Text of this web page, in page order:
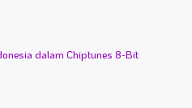
dalam Chiptunes 8-Bit